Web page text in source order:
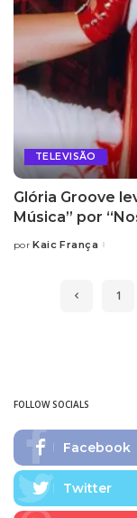
TELEVISÃO
Glória Groove
Música” por
Posted
por Kaic França
1
FOLLOW SOCIALS
Facebook
Twitter